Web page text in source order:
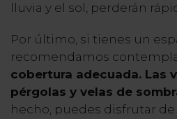
lluvia y el sol, perderán
Por último, si tienes un
recomendamos
cobertura adecuada. Las
pérgolas y velas de
hecho, puedes disfrutar de